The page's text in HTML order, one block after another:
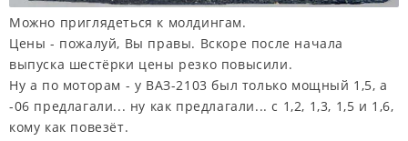
Можно приглядеться к молдингам.
Цены - пожалуй, Вы правы. Вскоре после начала
выпуска шестёрки цены резко повысили.
Ну а по моторам - у ВАЗ-2103 был только мощный 1,5, а
-06 предлагали... ну как предлагали... с 1,2, 1,3, 1,5 и 1,6,
кому как повезёт.